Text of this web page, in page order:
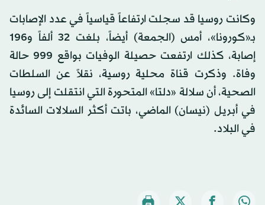
وكانت روسيا قد سجلت ارتفاعاً قياسياً في عدد الإصابات
بـ«كورونا»، أمس (الجمعة) أيضاً، بلغت 32 ألفاً و196
إصابة، كذلك ارتفعت حصيلة الوفيات بواقع 999 حالة
وفاة. وذكرت قناة محلية روسية، نقلاً عن السلطات
الصحية، أن سلالة «دلتا» المتحورة التي انتقلت إلى روسيا
في أبريل (نيسان) الماضي، باتت أكثر السلالات السائدة
في البلاد.